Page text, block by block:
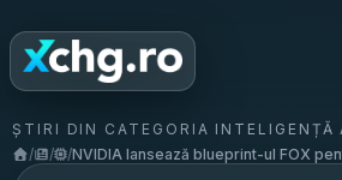
ȘTIRI DIN CATEGORIA INTELIGENȚĂ
/
/ /NVIDIA lansează blueprint-ul FOX